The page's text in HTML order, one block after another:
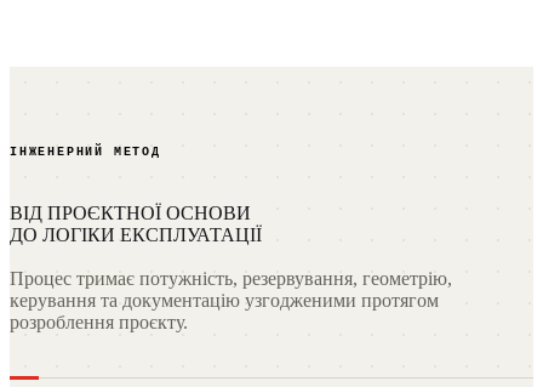
ІНЖЕНЕРНИЙ МЕТОД
ВІД ПРОЄКТНОЇ ОСНОВИ
ДО ЛОГІКИ ЕКСПЛУАТАЦІЇ
Процес тримає потужність, резервування, геометрію,
керування та документацію узгодженими протягом
розроблення проєкту.